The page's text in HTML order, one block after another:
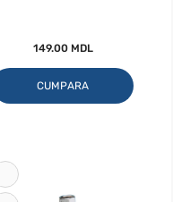
149.00 MDL
CUMPARA